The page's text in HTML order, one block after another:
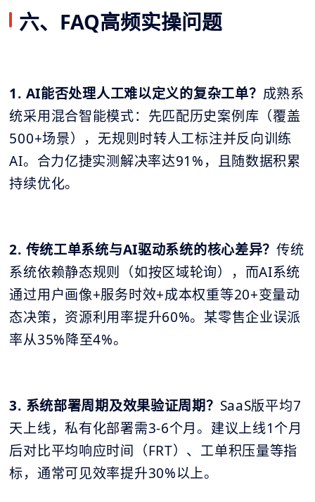
六、FAQ高频实操问题
1. AI能否处理人工难以定义的复杂工单？ 成熟系
统采用混合智能模式：先匹配历史案例库（覆盖
500+场景），无规则时转人工标注并反向训练
AI。合力亿捷实测解决率达91%，且随数据积累
持续优化。
2. 传统工单系统与AI驱动系统的核心差异？传统
系统依赖静态规则（如按区域轮询），而AI系统
通过用户画像+服务时效+成本权重等20+变量动
态决策，资源利用率提升60%。某零售企业误派
率从35%降至4%。
3. 系统部署周期及效果验证周期？ SaaS版平均7
天上线，私有化部署需3-6个月。建议上线1个月
后对比平均响应时间（FRT）、工单积压量等指
标，通常可见效率提升30%以上。